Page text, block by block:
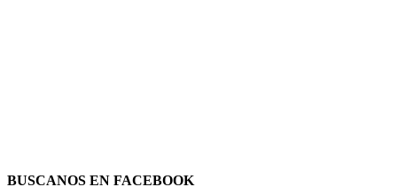
BUSCANOS EN FACEBOOK